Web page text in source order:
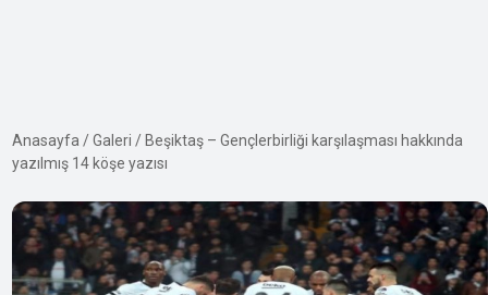
Anasayfa /Galeri / Beşiktaş – Gençlerbirliği karşılaşması hakkında
yazılmış 14 köşe yazısı